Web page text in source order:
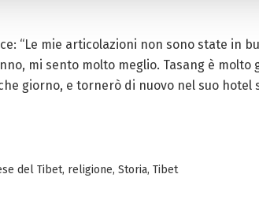
“Le mie articolazioni non sono state in
mi sento molto meglio. Tasang è molto
giorno, e tornerò di nuovo nel suo hotel
del Tibet, religione, Storia, Tibet